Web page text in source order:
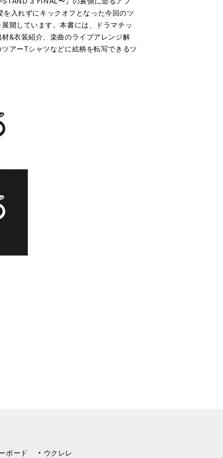
入れずにキックオフとなった今回のツ
開しています。本書には、ドラマチッ
&衣装紹介、楽曲のライブアレンジ解
アーTシャツなどに絵柄を転写できるツ
ボード
ウクレレ